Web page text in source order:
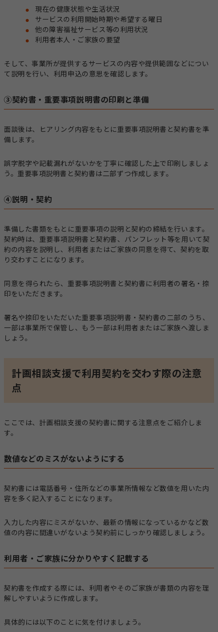
現在の健康状態や生活状況
サービスの利用開始時期や希望する曜日
他の障害福祉サービス等の利用状況
利用者本人・ご家族の要望
そして、事業所が提供するサービスの内容や提供範囲などについ
て説明を行い、利用申込の意思を確認します。
③契約書・重要事項説明書の印刷と準備
面談後は、ヒアリング内容をもとに重要事項説明書と契約書を準
備します。
誤字脱字や記載漏れがないかを丁寧に確認した上で印刷しましょ
う。重要事項説明書と契約書は二部ずつ作成します。
④説明・契約
準備した書類をもとに重要事項の説明と契約の締結を行います。
契約時は、重要事項説明書と契約書、パンフレット等を用いて契
約の内容を説明し、利用者またはご家族の同意を得て、契約を取
り交わすことになります。
同意を得られたら、重要事項説明書と契約書に利用者の署名・捺
印をいただきます。
署名や捺印をいただいた重要事項説明書・契約書の二部のうち、
一部は事業所で保管し、もう一部は利用者またはご家族へ渡しま
しょう。
計画相談支援で利用契約を交わす際の注意
点
ここでは、計画相談支援の契約書に関する注意点をご紹介しま
す。
数値などのミスがないようにする
契約書には電話番号・住所などの事業所情報など数値を用いた内
容を多く記入することになります。
入力した内容にミスがないか、最新の情報になっているかなど数
値の内容に間違いがないよう契約前にしっかり確認しましょう。
利用者・ご家族に分かりやすく記載する
契約書を作成する際には、利用者やそのご家族が書類の内容を理
解しやすいように作成します。
具体的には以下のことに気を付けましょう。